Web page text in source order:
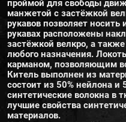
проймой для свободы
манжетой с застёжкой
рукавов позволяет
рукавах расположены
застёжкой велкро, а
любого назначения.
карманом, позволяющим
Китель выполнен из
состоит из 50% нейлона и
синтетические волокна в
лучшие свойства
материалов.